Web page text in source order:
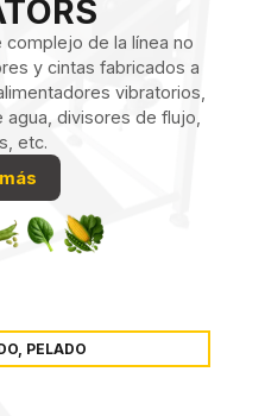
de la línea no
y cintas fabricados a
vibratorios,
divisores de flujo,
etc.
PELADO